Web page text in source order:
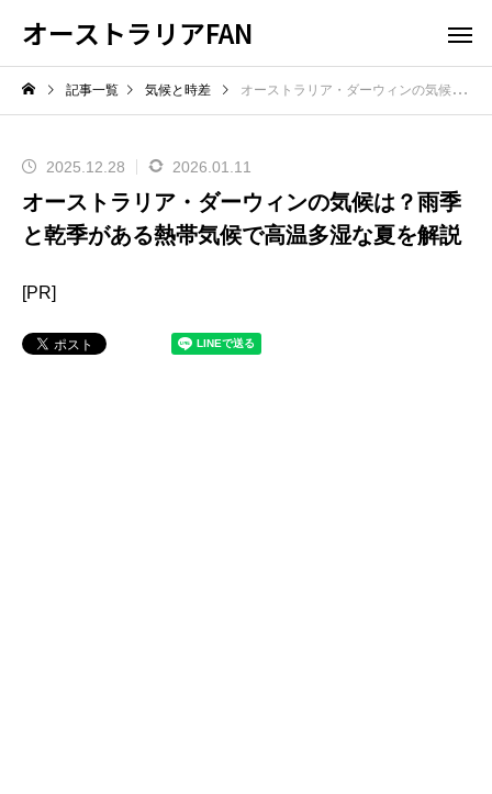
オーストラリアFAN
記事一覧 気候と時差 オーストラリア・ダーウィンの気候は？雨季と乾季がある熱帯気候で高温多湿な夏を解説
2025.12.28 2026.01.11
オーストラリア・ダーウィンの気候は？雨季
と乾季がある熱帯気候で高温多湿な夏を解説
[PR]